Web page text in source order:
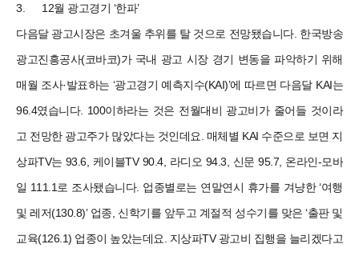
3.
12월 광고경기 ‘한파’
다음달 광고시장은 초겨울 추위를 탈 것으로 전망됐습니다. 한국방송
광고진흥공사(코바코)가 국내 광고 시장 경기 변동을 파악하기 위해
매월 조사·발표하는 ‘광고경기 예측지수(KAI)’에 따르면 다음달 KAI는
96.4였습니다. 100이하라는 것은 전월대비 광고비가 줄어들 것이라
고 전망한 광고주가 많았다는 것인데요. 매체별 KAI 수준으로 보면 지
상파TV는 93.6, 케이블TV 90.4, 라디오 94.3, 신문 95.7, 온라인-모바
일 111.1로 조사됐습니다. 업종별로는 연말연시 휴가를 겨냥한 ‘여행
및 레저(130.8)’ 업종, 신학기를 앞두고 계절적 성수기를 맞은 ‘출판 및
교육(126.1) 업종이 높았는데요. 지상파TV 광고비 집행을 늘리겠다고